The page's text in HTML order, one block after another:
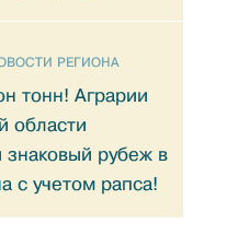
РЕГИОНА
тонн! Аграрии
области
знаковый рубеж в
с учетом рапса!